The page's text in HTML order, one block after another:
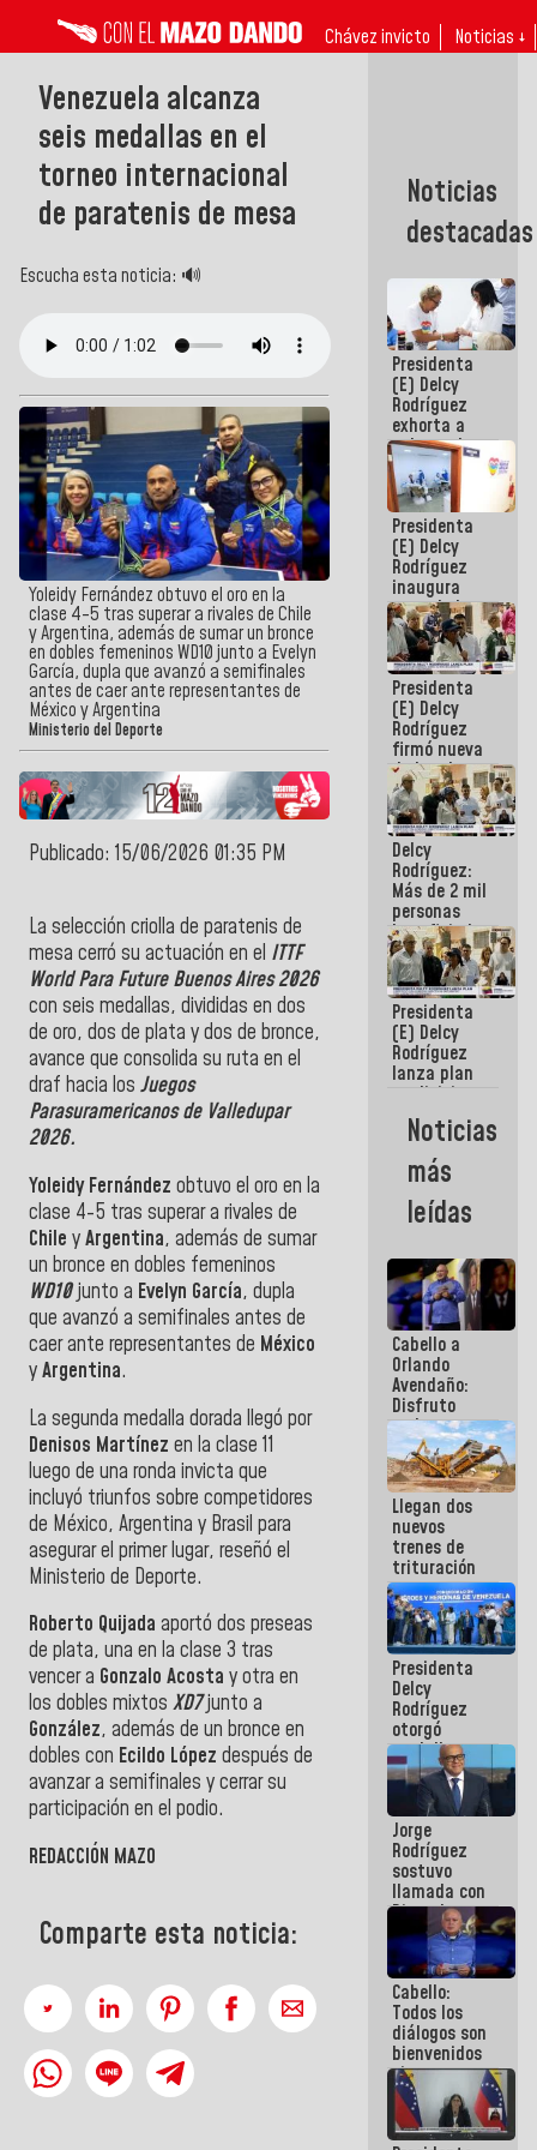
Chávez invicto Noticias ↓
Venezuela alcanza
seis medallas en el
torneo internacional
de paratenis de mesa
Escucha esta noticia: 🔊
Yoleidy Fernández obtuvo el oro en la
clase 4-5 tras superar a rivales de Chile
y Argentina, además de sumar un bronce
en dobles femeninos WD10 junto a Evelyn
García, dupla que avanzó a semifinales
antes de caer ante representantes de
México y Argentina
Ministerio del Deporte
Publicado: 15/06/2026 01:35 PM
La selección criolla de paratenis de
mesa cerró su actuación en el ITTF
World Para Future Buenos Aires 2026
con seis medallas, divididas en dos
de oro, dos de plata y dos de bronce,
avance que consolida su ruta en el
draf hacia los Juegos
Parasuramericanos de Valledupar
2026.
Yoleidy Fernández obtuvo el oro en la
clase 4-5 tras superar a rivales de
Chile yArgentina, además de sumar
un bronce en dobles femeninos
WD10junto a Evelyn García, dupla
que avanzó a semifinales antes de
caer ante representantes de México
yArgentina.
La segunda medalla dorada llegó por
Denisos Martínez en la clase 11
luego de una ronda invicta que
incluyó triunfos sobre competidores
de México, Argentina y Brasil para
asegurar el primer lugar, reseñó el
Ministerio de Deporte.
Roberto Quijada aportó dos preseas
de plata, una en la clase 3 tras
vencer a Gonzalo Acosta y otra en
los dobles mixtos XD7junto a
González, además de un bronce en
dobles con Ecildo López después de
avanzar a semifinales y cerrar su
participación en el podio.
REDACCIÓN MAZO
Comparte esta noticia:
Noticias
destacadas
Presidenta
(E) Delcy
Rodríguez
exhorta a
gobernadores
y alcaldes a
edificar
casas para
abuelos
Presidenta
(E) Delcy
Rodríguez
inaugura
casa de los
Abuelos
Primavera
en Caracas
Presidenta
(E) Delcy
Rodríguez
firmó nueva
de Ley de
Arrendamiento
aprobada
por la AN
Delcy
Rodríguez:
Más de 2 mil
personas
beneficiadas
con planes
para
atención de
emergencia
sísmica en
la última
semana
Presidenta
(E) Delcy
Rodríguez
lanza plan
crediticio
con subsidio
a Juntas de
Condominio
Noticias
más
leídas
Cabello a
Orlando
Avendaño:
Disfruto
cada vez
que escribes
porque lo
que haces
es
embarrarla
Llegan dos
nuevos
trenes de
trituración
para
optimizar
manejo de
escombros
en La Guaira
Presidenta
Delcy
Rodríguez
otorgó
medalla
"Héroe de
Venezuela"
a servidores
públicos
Jorge
Rodríguez
sostuvo
llamada con
Dinorah
Figuera y
acuerdan
primer
encuentro
presencial
para el
diálogo
Cabello:
Todos los
diálogos son
bienvenidos
siempre que
estén en el
marco de la
Constitución